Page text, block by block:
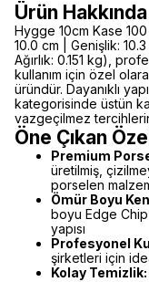
Ürün Hakkında
Hygge 10cm Kase
10.0 cm | Genişlik:
Ağırlık: 0.151 kg),
kullanım için özel
üründür. Dayanıklı
kategorisinde üstün
vazgeçilmez
Öne Çıkan
Premium
üretilmiş,
porselen
Ömür Boyu
boyu Edge
yapısı
Profesyonel
şirketleri için
Kolay Temizlik: